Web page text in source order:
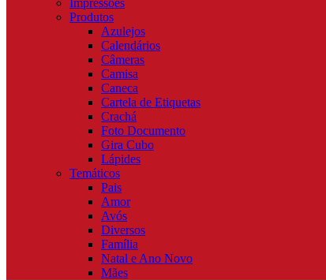
Impressões
Produtos
Azulejos
Calendários
Câmeras
Camisa
Caneca
Cartela de Etiquetas
Crachá
Foto Documento
Gira Cubo
Lápides
Temáticos
Pais
Amor
Avós
Diversos
Família
Natal e Ano Novo
Mães